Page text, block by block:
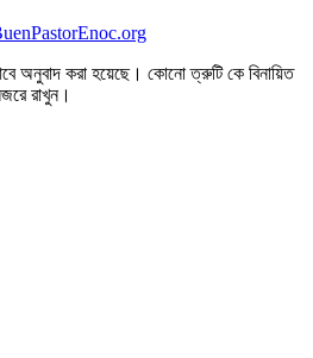
অনুবাদ করা হয়েছে। কোনো ত্রুটি কে বিনায়িত
রাখুন।